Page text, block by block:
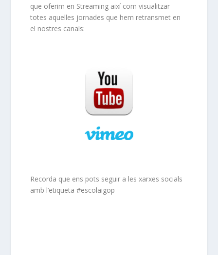
que oferim en Streaming així com visualitzar
totes aquelles jornades que hem retransmet en
el nostres canals:
Recorda que ens pots seguir a les xarxes socials
amb l’etiqueta #escolaigop